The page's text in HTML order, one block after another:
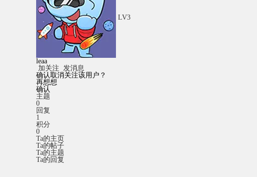
LV3
leaa
加关注 发消息
确认取消关注该用户？
再想想
确认
主题
0
回复
1
积分
0
Ta的主页
Ta的帖子
Ta的主题
Ta的回复